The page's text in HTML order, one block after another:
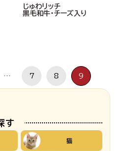
じゅわリッチ
黒毛和牛・チーズ入り
… 7 8 9
す
猫